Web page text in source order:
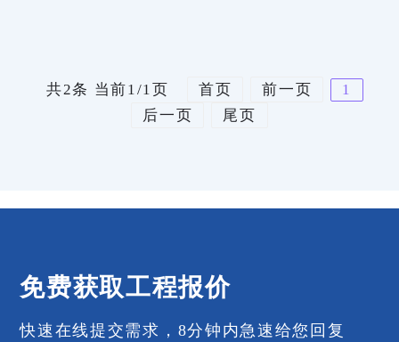
共2条 当前1/1页 首页 前一页
1
后一页
尾页
免费获取工程报价
快速在线提交需求，8分钟内急速给您回复